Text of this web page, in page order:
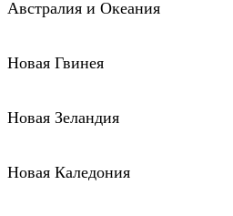
Австралия и Океания
Новая Гвинея
Новая Зеландия
Новая Каледония